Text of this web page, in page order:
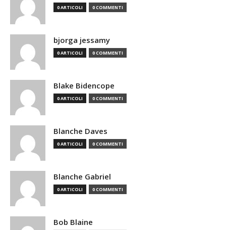
0 ARTICOLI 0 COMMENTI
bjorga jessamy
0 ARTICOLI 0 COMMENTI
Blake Bidencope
0 ARTICOLI 0 COMMENTI
Blanche Daves
0 ARTICOLI 0 COMMENTI
Blanche Gabriel
0 ARTICOLI 0 COMMENTI
Bob Blaine